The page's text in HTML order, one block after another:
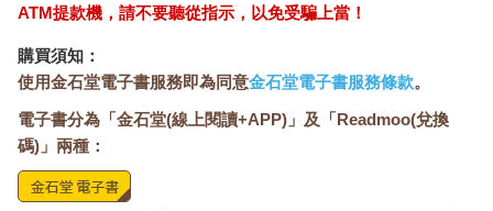
ATM提款機，請不要聽從指示，以免受騙上當！
購買須知：
使用金石堂電子書服務即為同意金石堂電子書服務條款。
電子書分為「金石堂(線上閱讀+APP)」及「Readmoo(兌換
碼)」兩種：